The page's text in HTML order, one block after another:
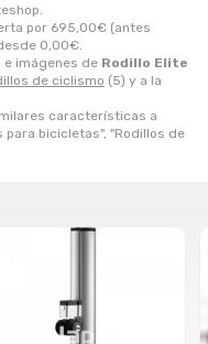
por 695,00€ (antes
0,00€
imágenes de Rodillo Elite
de ciclismo (5) y a la
características a
para bicicletas", "Rodillos de